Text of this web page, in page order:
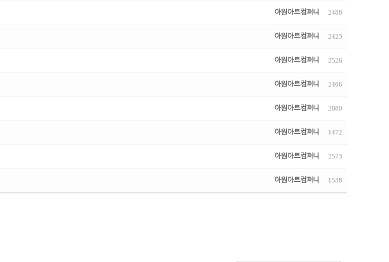
아원아트컴퍼니 2488
아원아트컴퍼니 2423
아원아트컴퍼니 2526
아원아트컴퍼니 2406
아원아트컴퍼니 2080
아원아트컴퍼니 1472
아원아트컴퍼니 2573
아원아트컴퍼니 1538